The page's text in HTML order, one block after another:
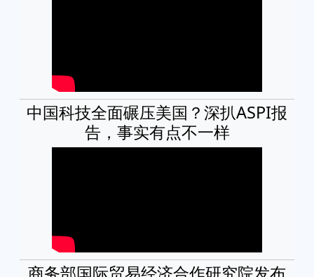
中国科技全面碾压美国？深扒ASPI报
告，事实有点不一样